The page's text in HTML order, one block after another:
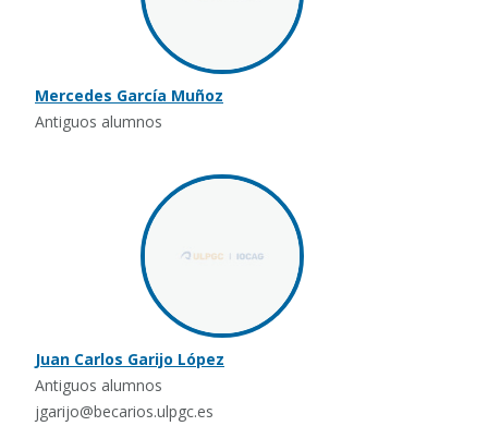
Mercedes García Muñoz
Antiguos alumnos
Juan Carlos Garijo López
Antiguos alumnos
jgarijo@becarios.ulpgc.es